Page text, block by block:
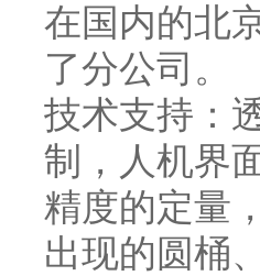
在国内的北
了分公司。
技术支持：
制，人机界
精度的定量
出现的圆桶